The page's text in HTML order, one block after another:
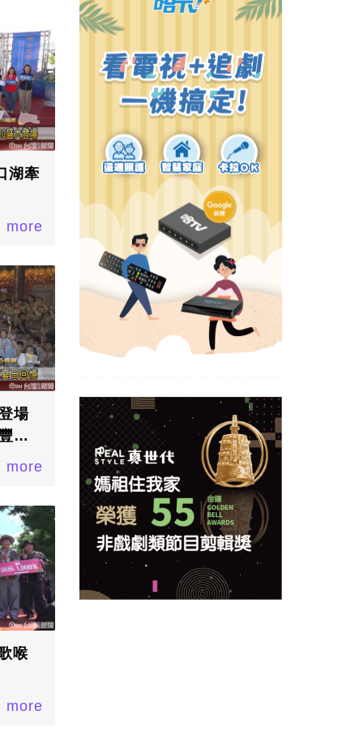
在
搶地
廟泰
希
中
到
的
學
區
湖牽
more
場
富
more
喉
more